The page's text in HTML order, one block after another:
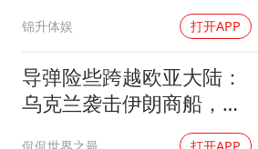
锦升体娱 打开APP
导弹险些跨越欧亚大陆：
乌克兰袭击伊朗商船，差
点引爆两场战争的“连环
侃侃世界之最 打开APP